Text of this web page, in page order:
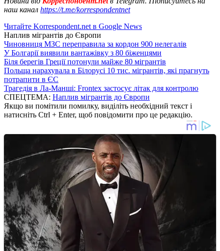
наш канал https://t.me/korrespondentnet
Читайте Korrespondent.net в Google News
Наплив мігрантів до Європи
Чиновниця МЗС переправила за кордон 900 нелегалів
У Болгарії виявили вантажівку з 80 біженцями
Біля берегів Греції потонули майже 80 мігрантів
Польща нарахувала в Білорусі 10 тис. мігрантів, які прагнуть
потрапити в ЄС
Трагедія в Ла-Манші: Frontex застосує літак для контролю
СПЕЦТЕМА: Наплив мігрантів до Європи
Якщо ви помітили помилку, виділіть необхідний текст і
натисніть Ctrl + Enter, щоб повідомити про це редакцію.